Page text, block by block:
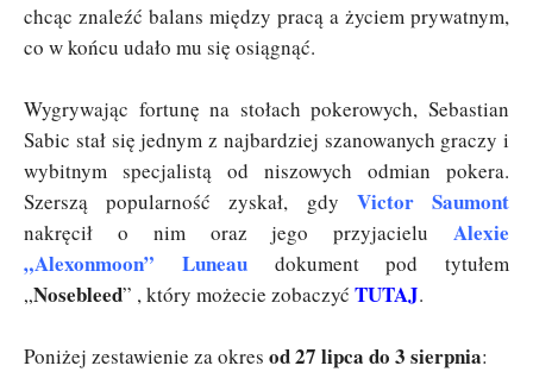
chcąc znaleźć balans między pracą a życiem prywatnym,
co w końcu udało mu się osiągnąć.
Wygrywając fortunę na stołach pokerowych, Sebastian
Sabic stał się jednym z najbardziej szanowanych graczy i
wybitnym specjalistą od niszowych odmian pokera.
Szerszą popularność zyskał, gdy Victor Saumont
nakręcił o nim oraz jego przyjacielu Alexie
„Alexonmoon” Luneaudokument pod tytułem
„Nosebleed” , który możecie zobaczyć TUTAJ.
Poniżej zestawienie za okres od 27 lipca do 3 sierpnia: